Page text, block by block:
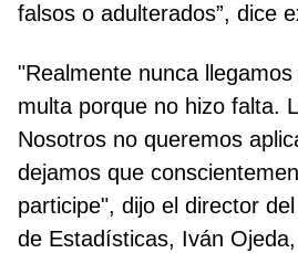
falsos o adulterados”, dice
"Realmente nunca
multa porque no hizo falta.
Nosotros no queremos
dejamos que
participe", dijo el director
de Estadísticas, Iván